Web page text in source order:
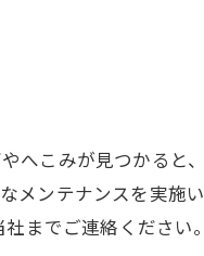
へこみが見つかると
メンテナンスを実施
までご連絡ください。